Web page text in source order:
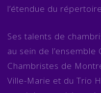
l’étendue du
Ses talents de
au sein de
Chambristes de
Ville-Marie et du Trio